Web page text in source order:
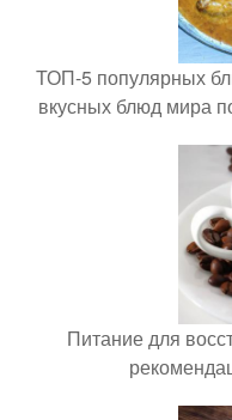
ТОП-5 популярных
вкусных блюд мира
Питание для